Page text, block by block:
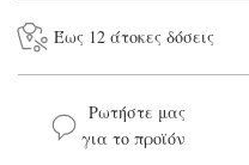
Έως 12 άτοκες δόσεις
Ρωτήστε μας
για το προϊόν